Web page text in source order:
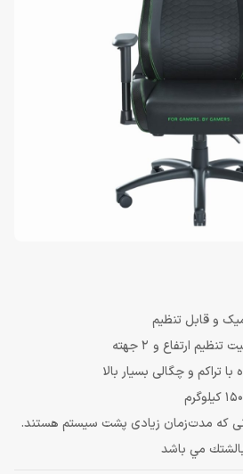
و قابل تنظیم
ارتفاع و 2 جهته
تراکم و چگالی بسیار بالا
که مدت‌زمان زیادی پشت سیستم هستند.
مي باشد